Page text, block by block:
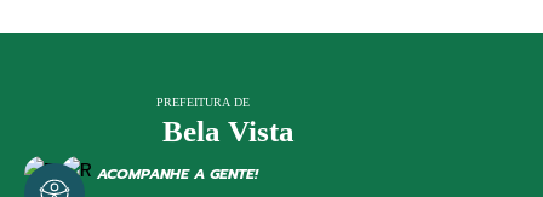
ACOMPANHE A GENTE!